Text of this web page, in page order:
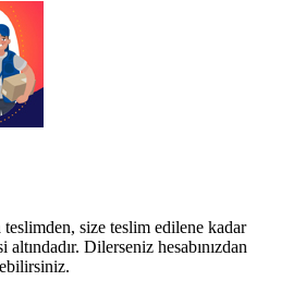
size teslim edilene kadar
Dilerseniz hesabınızdan